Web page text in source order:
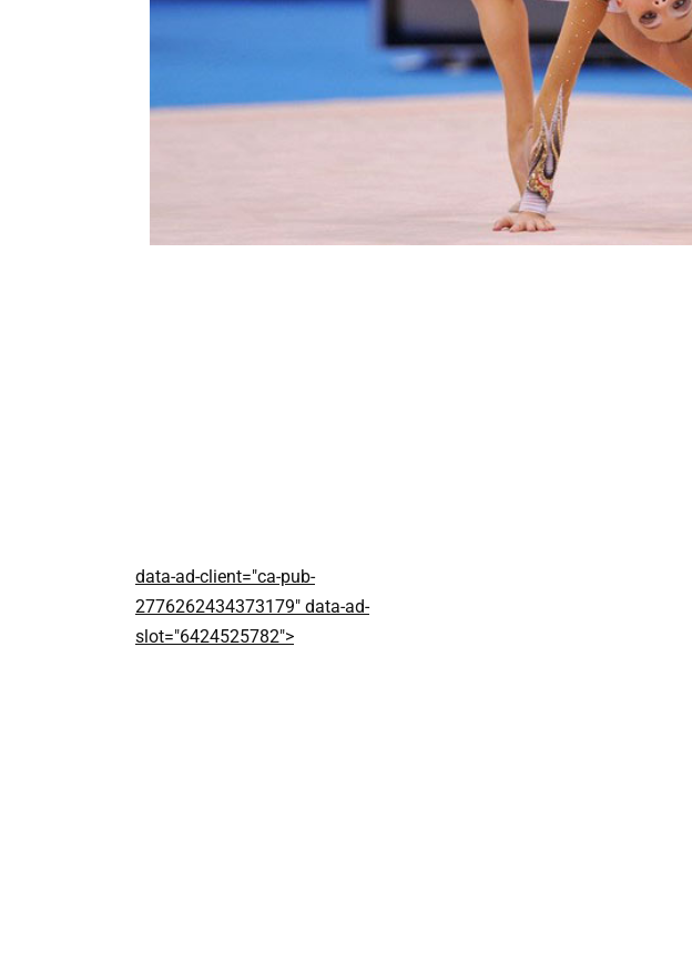
data-ad-client="ca-pub-
2776262434373179" data-ad-
slot="6424525782">